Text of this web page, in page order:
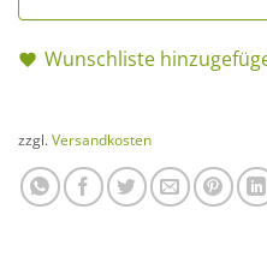
Wunschliste
zzgl. Versandkosten